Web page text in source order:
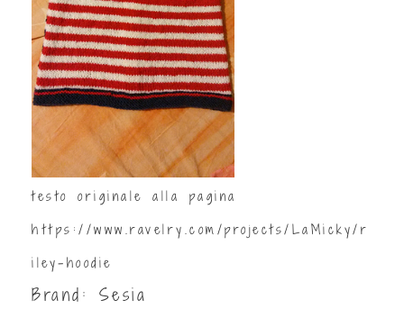
testo originale alla pagina
https://www.ravelry.com/projects/LaMicky/r
iley-hoodie
Brand: Sesia